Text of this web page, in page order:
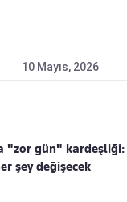
10 Mayıs, 2026
"zor gün" kardeşliği:
şey değişecek